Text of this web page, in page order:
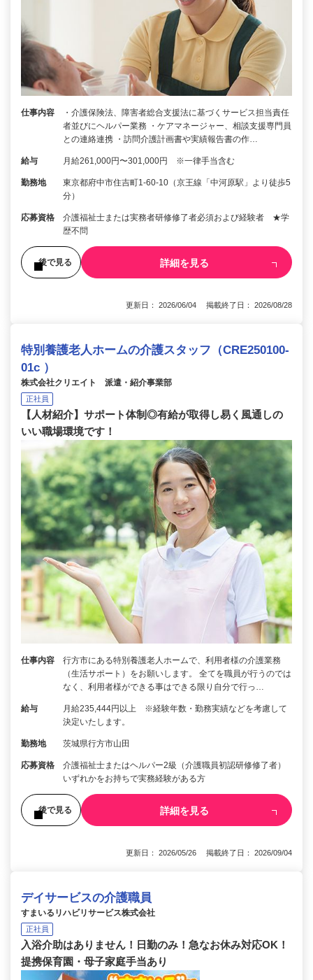
仕事内容
・介護保険法、障害者総合支援法に基づくサービス担当責任
者並びにヘルパー業務 ・ケアマネージャー、相談支援専門員
との連絡連携 ・訪問介護計画書や実績報告書の作…
給与 月給261,000円〜301,000円 ※一律手当含む
勤務地
東京都府中市住吉町1-60-10（京王線「中河原駅」より徒歩5
分）
応募資格
介護福祉士または実務者研修修了者必須および経験者 ★学
歴不問
後で見る 詳細を見る
更新日： 2026/06/04 掲載終了日： 2026/08/28
特別養護老人ホームの介護スタッフ（CRE250100-
01c ）
株式会社クリエイト 派遣・紹介事業部
正社員
【人材紹介】サポート体制◎有給が取得し易く風通しの
いい職場環境です！
仕事内容
行方市にある特別養護老人ホームで、利用者様の介護業務
（生活サポート）をお願いします。 全てを職員が行うのでは
なく、利用者様ができる事はできる限り自分で行っ…
給与
月給235,444円以上 ※経験年数・勤務実績などを考慮して
決定いたします。
勤務地 茨城県行方市山田
応募資格
介護福祉士またはヘルパー2級（介護職員初認研修修了者）
いずれかをお持ちで実務経験がある方
後で見る 詳細を見る
更新日： 2026/05/26 掲載終了日： 2026/09/04
デイサービスの介護職員
すまいるリハビリサービス株式会社
正社員
入浴介助はありません！日勤のみ！急なお休み対応OK！
提携保育園・母子家庭手当あり